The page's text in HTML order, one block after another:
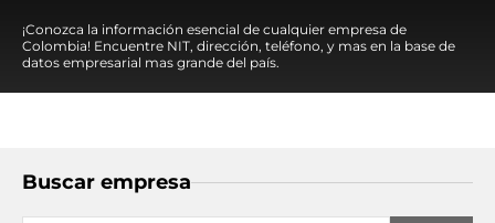
¡Conozca la información esencial de cualquier empresa de
Colombia! Encuentre NIT, dirección, teléfono, y mas en la base de
datos empresarial mas grande del país.
Buscar empresa